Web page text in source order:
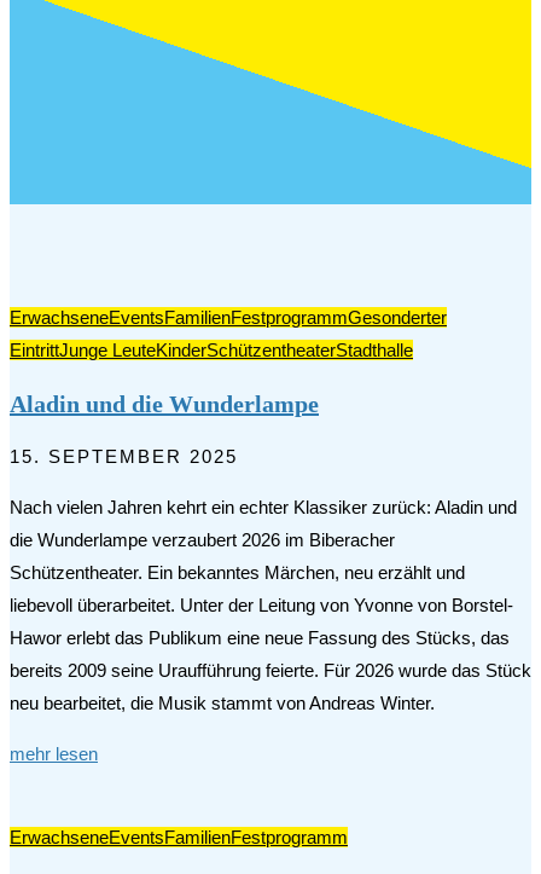
ErwachseneEventsFamilienFestprogrammGesonderter
EintrittJunge LeuteKinderSchützentheaterStadthalle
Aladin und die Wunderlampe
15. SEPTEMBER 2025
Nach vielen Jahren kehrt ein echter Klassiker zurück: Aladin und
die Wunderlampe verzaubert 2026 im Biberacher
Schützentheater. Ein bekanntes Märchen, neu erzählt und
liebevoll überarbeitet. Unter der Leitung von Yvonne von Borstel-
Hawor erlebt das Publikum eine neue Fassung des Stücks, das
bereits 2009 seine Uraufführung feierte. Für 2026 wurde das Stück
neu bearbeitet, die Musik stammt von Andreas Winter.
mehr lesen
ErwachseneEventsFamilienFestprogramm